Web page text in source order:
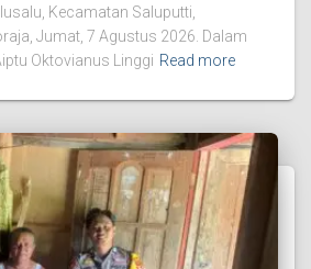
Kecamatan Saluputti,
Jumat, 7 Agustus 2026. Dalam
Oktovianus Linggi Read more